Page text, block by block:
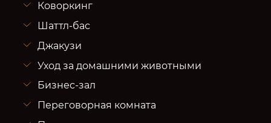
Коворкинг
Шаттл-бас
Джакузи
Уход за домашними животными
Бизнес-зал
Переговорная комната